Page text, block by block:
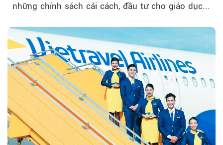
những chính sách cải cách, đầu tư cho giáo dục...